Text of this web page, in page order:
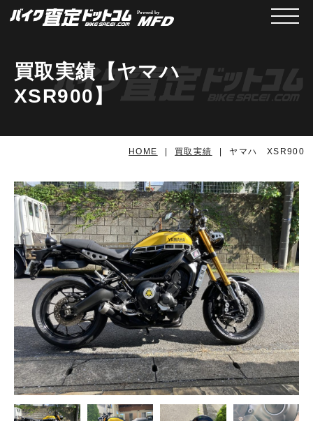
メニ
買取実績【ヤマハ
XSR900】
HOME 買取実績 ヤマハ XSR900